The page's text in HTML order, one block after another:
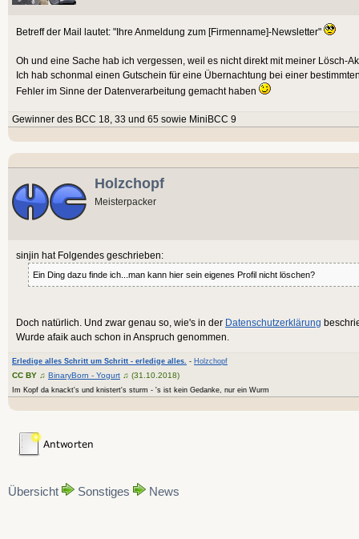
Betreff der Mail lautet: "Ihre Anmeldung zum [Firmenname]-Newsletter"
Oh und eine Sache hab ich vergessen, weil es nicht direkt mit meiner Lösch-
Ich hab schonmal einen Gutschein für eine Übernachtung bei einer
Fehler im Sinne der Datenverarbeitung gemacht haben
Gewinner des BCC 18, 33 und 65 sowie MiniBCC 9
Holzchopf
Meisterpacker
sinjin hat Folgendes geschrieben:
Ein Ding dazu finde ich...man kann hier sein eigenes Profil nicht löschen?
Doch natürlich. Und zwar genau so, wie's in der Datenschutzerklärung
Wurde afaik auch schon in Anspruch genommen.
Erledige alles Schritt um Schritt - erledige alles. - Holzchopf
CC BY ♫ BinaryBorn - Yogurt ♫ (31.10.2018)
Im Kopf da knackt's und knistert's sturm - 's ist kein Gedanke, nur ein Wurm
Übersicht Sonstiges News